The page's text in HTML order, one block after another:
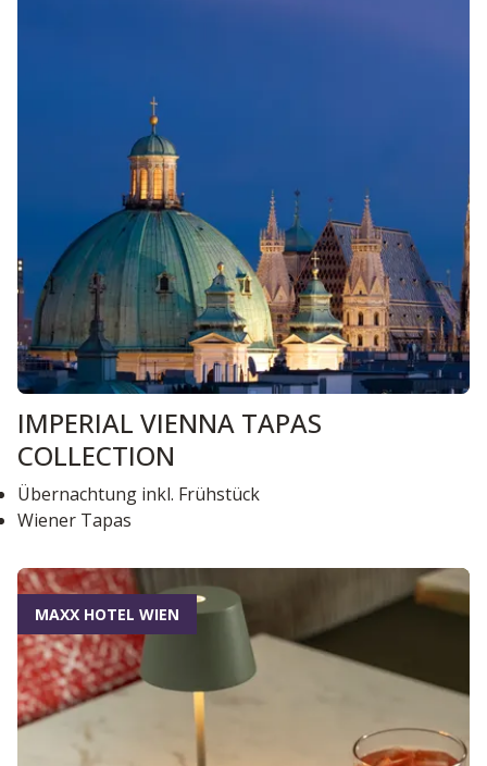
IMPERIAL VIENNA TAPAS
COLLECTION
Übernachtung inkl. Frühstück
Wiener Tapas
MAXX HOTEL WIEN